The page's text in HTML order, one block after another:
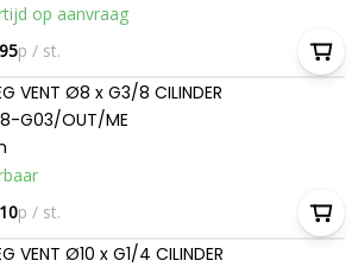
op aanvraag
p / st.
VENT Ø8 x G3/8 CILINDER
G03/OUT/ME
p / st.
VENT Ø10 x G1/4 CILINDER